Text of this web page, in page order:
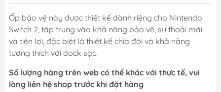
Ốp bảo vệ này được thiết kế dành riêng cho Nintendo
Switch 2, tập trung vào khả năng bảo vệ, sự thoải mái
và tiện lợi, đặc biệt là thiết kế chia đôi và khả năng
tương thích với dock sạc.
Số lượng hàng trên web có thể khác với thực tế, vui
lòng liên hệ shop trước khi đặt hàng